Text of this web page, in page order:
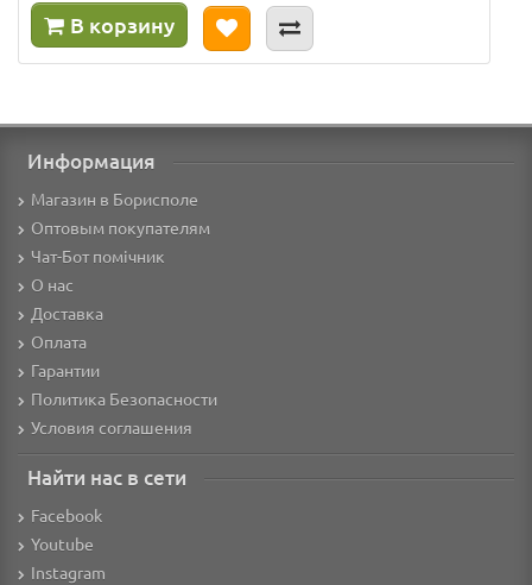
В корзину
Информация
Магазин в Борисполе
Оптовым покупателям
Чат-Бот помічник
О нас
Доставка
Оплата
Гарантии
Политика Безопасности
Условия соглашения
Найти нас в сети
Facebook
Youtube
Instagram